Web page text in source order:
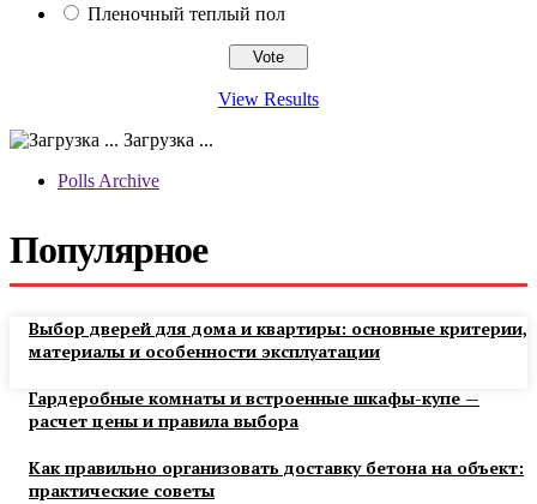
Пленочный теплый пол
View Results
Загрузка ...
Polls Archive
Популярное
Выбор дверей для дома и квартиры: основные критерии,
материалы и особенности эксплуатации
Гардеробные комнаты и встроенные шкафы-купе —
расчет цены и правила выбора
Как правильно организовать доставку бетона на объект:
практические советы